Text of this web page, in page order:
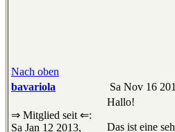
Nach oben
bavariola
Sa Nov 16
⇒ Mitglied seit ⇐:
Sa Jan 12 2013,
Hallo!
Das ist eine